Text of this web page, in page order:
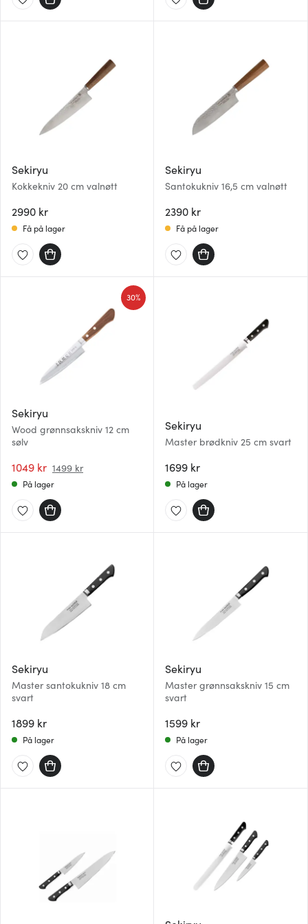
dessuten informasjon om hvordan du bruker nettstedet
med annen informasjon du har gjort tilgjengelig for dem,
eller som de har samlet inn gjennom din bruk av
tjenestene deres.
Sekiryu
Kokkekniv 20 cm valnøtt
2990 kr
Få på lager
Sekiryu
Santokukniv 16,5 cm valnøtt
2390 kr
Få på lager
Sekiryu
Wood grønnsakskniv 12 cm
sølv
1049 kr 1499 kr
30%
På lager
Sekiryu
Master brødkniv 25 cm svart
1699 kr
På lager
Sekiryu
Master santokukniv 18 cm
svart
1899 kr
På lager
Sekiryu
Master grønnsakskniv 15 cm
svart
1599 kr
På lager